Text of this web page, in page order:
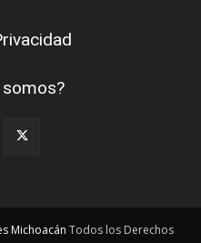
somos?
Michoacán Todos los Derechos